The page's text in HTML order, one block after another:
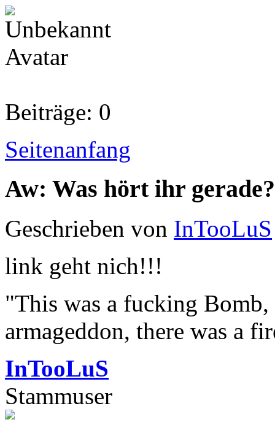
Beiträge: 0
Seitenanfang
Aw: Was hört ihr gerade?
Geschrieben von InTooLuS
link geht nich!!!
"This was a fucking Bomb,
armageddon, there was a
InTooLuS
Stammuser